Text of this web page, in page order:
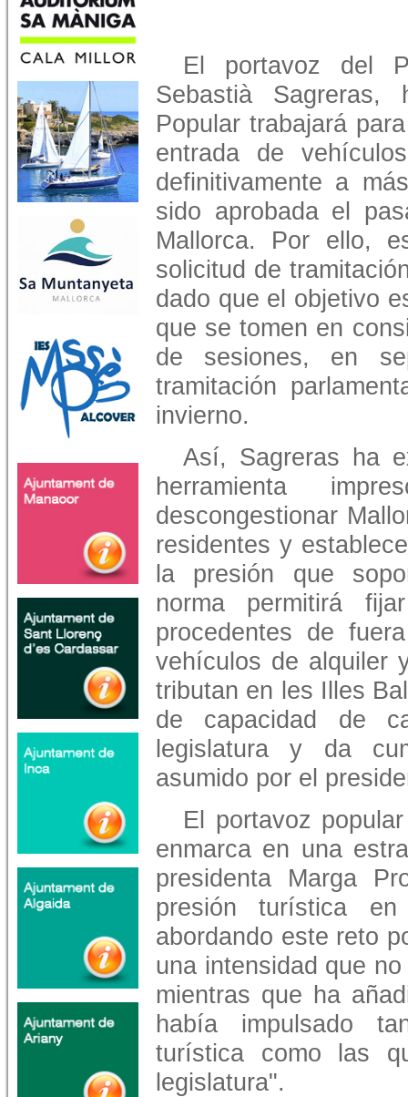
El portavoz del
Sebastià
Popular trabajará
entrada de
definitivamente a
sido aprobada el
Mallorca. Por ello,
solicitud de
dado que el objetivo
que se tomen en
de sesiones, en
tramitación
invierno.
Así, Sagreras ha
herramienta
descongestionar
residentes y
la presión que
norma permitirá
procedentes de
vehículos de alquiler
tributan en les Illes
de capacidad de
legislatura y da
asumido por el
El portavoz
enmarca en una
presidenta Marga
presión turística
abordando este reto
una intensidad que
mientras que ha
había impulsado
turística como las
legislatura".